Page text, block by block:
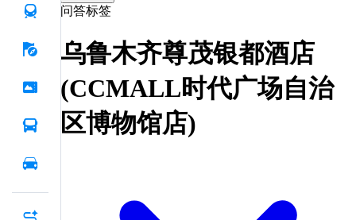
问答标签
乌鲁木齐尊茂银都酒店
(CCMALL时代广场自治
区博物馆店)